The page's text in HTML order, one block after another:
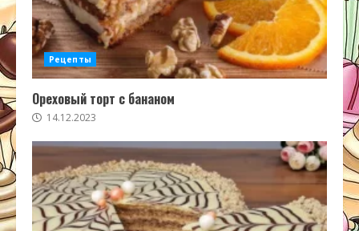
Рецепты
Ореховый торт с бананом
14.12.2023